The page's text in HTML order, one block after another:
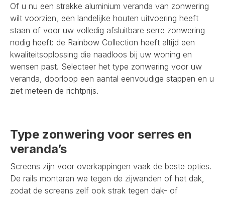
Of u nu een strakke aluminium veranda van zonwering
wilt voorzien, een landelijke houten uitvoering heeft
staan of voor uw volledig afsluitbare serre zonwering
nodig heeft: de Rainbow Collection heeft altijd een
kwaliteitsoplossing die naadloos bij uw woning en
wensen past. Selecteer het type zonwering voor uw
veranda, doorloop een aantal eenvoudige stappen en u
ziet meteen de richtprijs.
Type zonwering voor serres en
veranda’s
Screens zijn voor overkappingen vaak de beste opties.
De rails monteren we tegen de zijwanden of het dak,
zodat de screens zelf ook strak tegen dak- of